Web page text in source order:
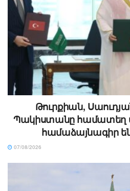
Թուրքիան,
Պակիստանը համատեղ
համաձայնագիր
07/08/2026